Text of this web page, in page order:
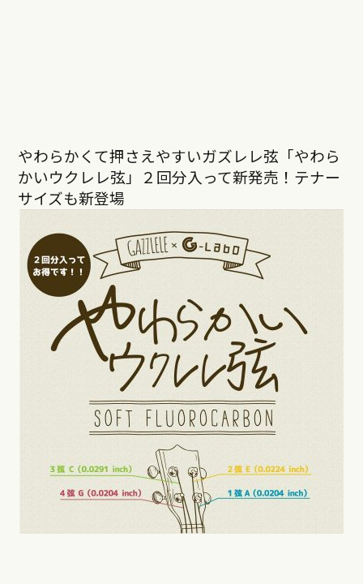
やわらかくて押さえやすいガズレレ弦「やわら
かいウクレレ弦」２回分入って新発売！テナー
サイズも新登場